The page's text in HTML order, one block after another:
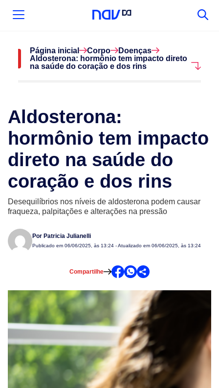
Página inicial Corpo
Doenças
Aldosterona: hormônio tem impacto direto
na saúde do coração e dos rins
Aldosterona:
hormônio tem impacto
direto na saúde do
coração e dos rins
Desequilíbrios nos níveis de aldosterona podem causar
fraqueza, palpitações e alterações na pressão
Por Patricia Julianelli
Publicado em 06/06/2025, às 13:24 - Atualizado em 06/06/2025, às 13:24
Compartilhe